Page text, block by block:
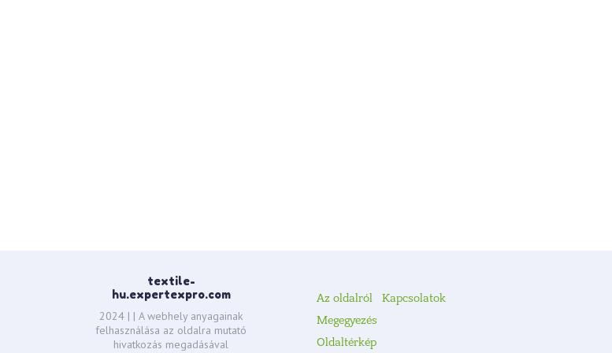
textile-
hu.expertexpro.com
2024 | | A webhely anyagainak
felhasználása az oldalra mutató
hivatkozás megadásával
Az oldalról
Kapcsolatok
Megegyezés
Oldaltérkép